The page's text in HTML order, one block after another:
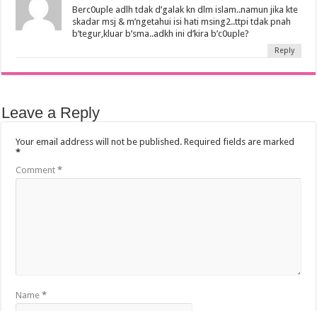
Berc0uple adlh tdak d’galak kn dlm islam..namun jika kte
skadar msj & m’ngetahui isi hati msing2..ttpi tdak pnah
b’tegur,kluar b’sma..adkh ini d’kira b’c0uple?
Reply
Leave a Reply
Your email address will not be published. Required fields are marked
*
Comment*
Name*